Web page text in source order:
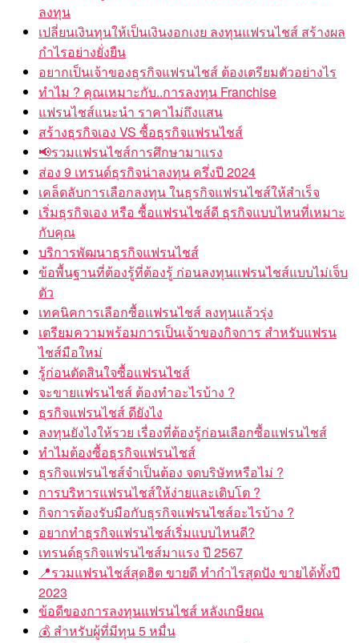
ลงทุน
เปลี่ยนเงินทุนให้เป็นเงินงอกเงย ลงทุนแฟรนไชส์ สร้างผล
กำไรอย่างยั่งยืน
อยากเป็นเจ้าของธุรกิจแฟรนไชส์ ต้องเตรียมตัวอย่างไร
ทำไม ? คุณเหมาะกับ..การลงทุน Franchise
แฟรนไชส์แนะนำ ราคาไม่ถึงแสน
สร้างธุรกิจเอง VS ซื้อธุรกิจแฟรนไชส์
📢รวมแฟรนไชส์การศึกษามาแรง
ส่อง 9 เทรนด์ธุรกิจน่าลงทุน ครึ่งปี 2024
เคล็ดลับการเลือกลงทุน ในธุรกิจแฟรนไชส์ให้สำเร็จ
เริ่มธุรกิจเอง หรือ ซื้อแฟรนไชส์ดี ธุรกิจแบบไหนที่เหมาะ
กับคุณ
บริการพัฒนาธุรกิจแฟรนไชส์
ข้อพื้นฐานที่ต้องรู้ที่ต้องรู้ ก่อนลงทุนแฟรนไชส์แบบไม่เจ็บ
ตัว
เทคนิคการเลือกซื้อแฟรนไชส์ ลงทุนแล้วรุ่ง
เตรียมความพร้อมการเป็นเจ้าของกิจการ สำหรับแฟรน
ไชส์มือใหม่
รู้ก่อนตัดสินใจซื้อแฟรนไชส์
จะขายแฟรนไชส์ ต้องทำอะไรบ้าง ?
ธุรกิจแฟรนไชส์ ดียังไง
ลงทุนยังไงให้รวย เรื่องที่ต้องรู้ก่อนเลือกซื้อแฟรนไชส์
ทำไมต้องซื้อธุรกิจแฟรนไชส์
ธุรกิจแฟรนไชส์จำเป็นต้อง จดบริษัทหรือไม่ ?
การบริหารแฟรนไชส์ให้ง่ายและเติบโต ?
กิจการต้องรับมือกับธุรกิจแฟรนไชส์อะไรบ้าง ?
อยากทำธุรกิจแฟรนไชส์เริ่มแบบไหนดี?
เทรนด์ธุรกิจแฟรนไชส์มาแรง ปี 2567
📍รวมแฟรนไชส์สุดฮิต ขายดี ทำกำไรสุดปัง ขายได้ทั้งปี
2023
ข้อดีของการลงทุนแฟรนไชส์ หลังเกษียณ
💰 สำหรับผู้ที่มีทุน 5 หมื่น